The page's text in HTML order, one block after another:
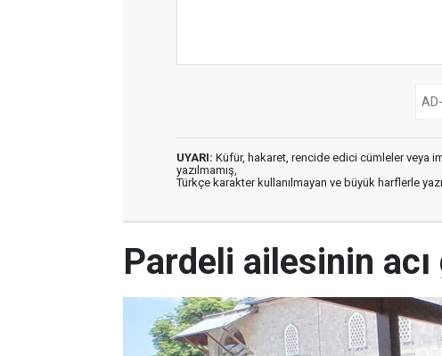
UYARI: Küfür, hakaret, rencide edici cümleler veya
yazılmamış,
Türkçe karakter kullanılmayan ve büyük harflerle
Pardeli ailesinin acı